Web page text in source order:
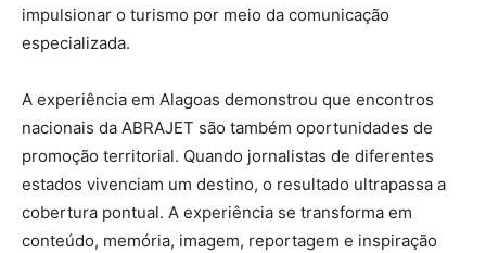
impulsionar o turismo por meio da comunicação
especializada.
A experiência em Alagoas demonstrou que encontros
nacionais da ABRAJET são também oportunidades de
promoção territorial. Quando jornalistas de diferentes
estados vivenciam um destino, o resultado ultrapassa a
cobertura pontual. A experiência se transforma em
conteúdo, memória, imagem, reportagem e inspiração